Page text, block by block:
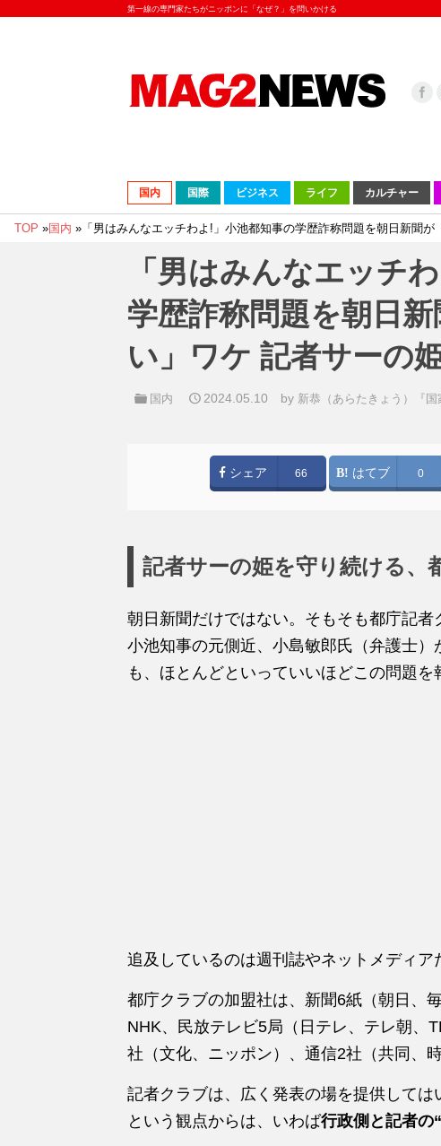
第一線の専門家たちがニッポンに「なぜ？」を問いかける
国内 国際 ビジネス ライフ カルチャー
TOP »国内 » 「男はみんなエッチわよ!」小池都知事の学歴詐称問題を朝日新聞
「男はみんなエッチ
学歴詐称問題を朝日
い」ワケ 記者サーの
国内 2024.05.10 by 新恭（あらたきょう）『国
シェア 66 はてブ 0
記者サーの姫を守り続ける、
朝日新聞だけではない。そもそも都庁記者
小池知事の元側近、小島敏郎氏（弁護士
も、ほとんどといっていいほどこの問題を
追及しているのは週刊誌やネットメディア
都庁クラブの加盟社は、新聞6紙（朝日、
NHK、民放テレビ5局（日テレ、テレ朝、
社（文化、ニッポン）、通信2社（共同、時
記者クラブは、広く発表の場を提供して
という観点からは、いわば行政側と記者の